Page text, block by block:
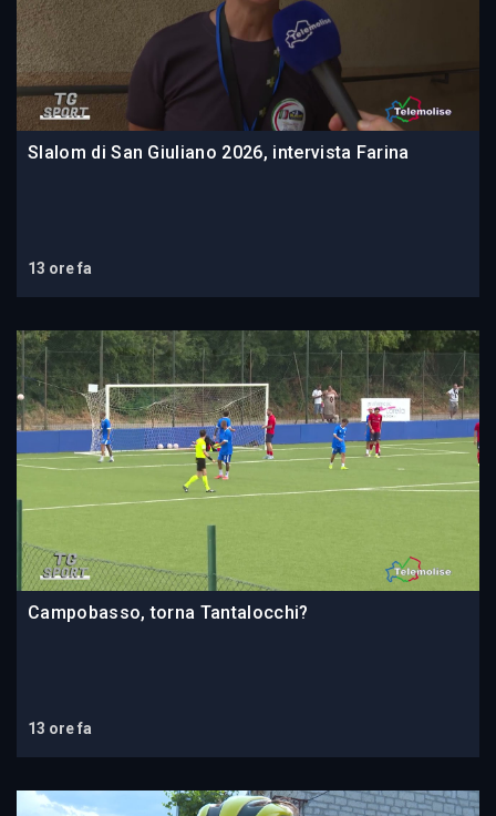
Slalom di San Giuliano 2026, intervista Farina
13 ore fa
Campobasso, torna Tantalocchi?
13 ore fa